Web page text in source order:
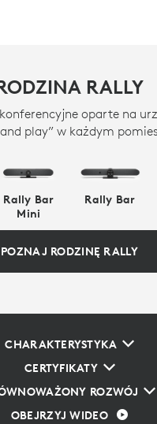
RALLY
oparte na
play” w każdym
Rally Bar
Mini
Rally Bar
POZNAJ RODZINĘ RALLY
CHARAKTERYSTYKA
CERTYFIKATY
ROZWÓJ
OBEJRZYJ WIDEO